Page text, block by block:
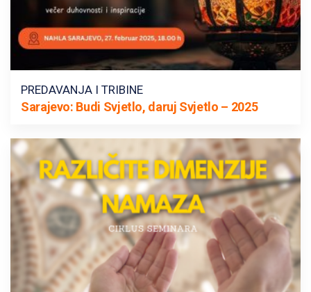
PREDAVANJA I TRIBINE
Sarajevo: Budi Svjetlo, daruj Svjetlo – 2025